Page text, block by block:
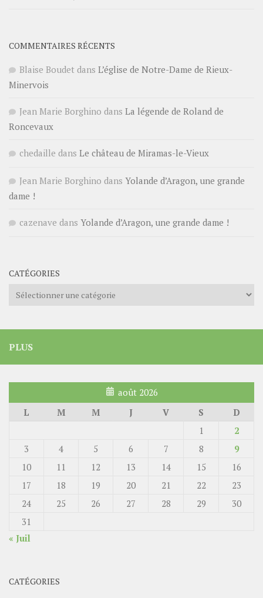
COMMENTAIRES RÉCENTS
Blaise Boudet dans L’église de Notre-Dame de Rieux-
Minervois
Jean Marie Borghino dans La légende de Roland de
Roncevaux
chedaille dans Le château de Miramas-le-Vieux
Jean Marie Borghino dans Yolande d’Aragon, une grande
dame !
cazenave dans Yolande d’Aragon, une grande dame !
CATÉGORIES
Catégories
PLUS
août 2026
L
M M J V S
D
1
2
3
4 5 6 7 8
9
10
11 12 13 14 15
16
17
18 19 20 21 22
23
24
25 26 27 28 29
30
31
« Juil
CATÉGORIES